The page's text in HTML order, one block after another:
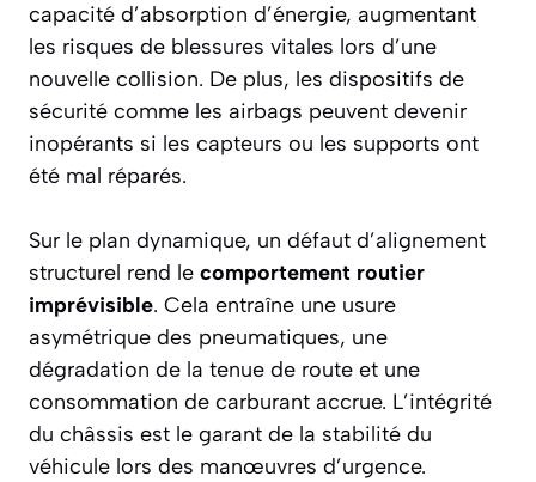
capacité d’absorption d’énergie, augmentant
les risques de blessures vitales lors d’une
nouvelle collision. De plus, les dispositifs de
sécurité comme les airbags peuvent devenir
inopérants si les capteurs ou les supports ont
été mal réparés.
Sur le plan dynamique, un défaut d’alignement
structurel rend le comportement routier
imprévisible. Cela entraîne une usure
asymétrique des pneumatiques, une
dégradation de la tenue de route et une
consommation de carburant accrue. L’intégrité
du châssis est le garant de la stabilité du
véhicule lors des manœuvres d’urgence.